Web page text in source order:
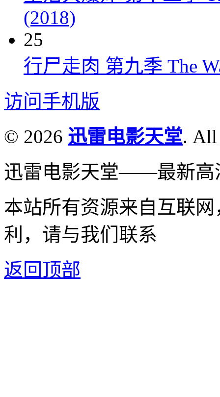
(2018)
25
行尸走肉 第九季 The
访问手机版
© 2026 迅雷电影天堂. All
迅雷电影天堂——最新高
本站所有资源来自互联
利，请与我们联系
返回顶部